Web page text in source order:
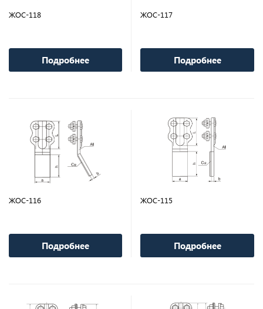
ЖОС-118
Подробнее
ЖОС-117
Подробнее
ЖОС-116
Подробнее
ЖОС-115
Подробнее